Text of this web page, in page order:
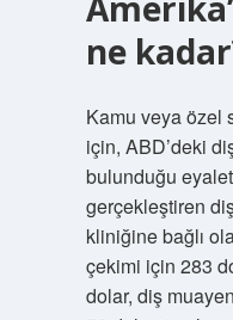
ne
Kamu veya özel
için, ABD’deki
bulunduğu
gerçekleştiren
kliniğine bağlı
çekimi için 283
dolar, diş